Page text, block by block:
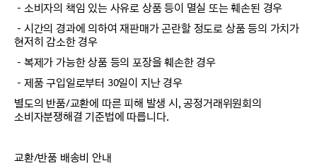
－소비자의 책임 있는 사유로 상품 등이 멸실 또는 훼손된 경우
－시간의 경과에 의하여 재판매가 곤란할 정도로 상품 등의 가치가
현저히 감소한 경우
－복제가 가능한 상품 등의 포장을 훼손한 경우
－제품 구입일로부터 30일이 지난 경우
별도의 반품/교환에 따른 피해 발생 시, 공정거래위원회의
소비자분쟁해결 기준법에 따릅니다.
교환/반품 배송비 안내